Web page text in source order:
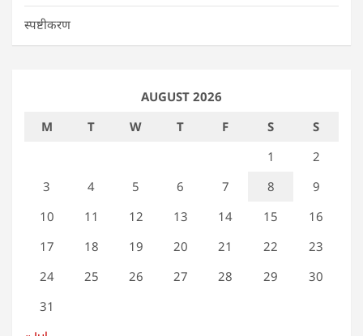
स्पष्टीकरण
AUGUST 2026
M
T W T F S
S
1
2
3
4 5 6 7 8
9
10
11 12 13 14 15
16
17
18 19 20 21 22
23
24
25 26 27 28 29
30
31